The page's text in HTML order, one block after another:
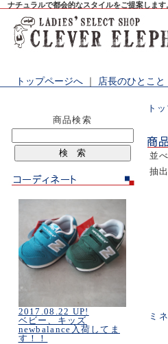
ナチュラルで都会的なスタイルをご提案しま
トップページへ 店長のひとこと
商品検索
2017.08.22 UP!
ベビー、キッズ
newbalance入荷してま
す！！
ト
並
抽
ミ